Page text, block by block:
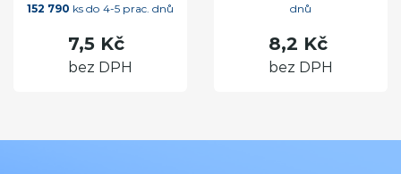
152 790 ks do 4-5 prac. dnů
7,5 Kč
bez DPH
dnů
8,2 Kč
bez DPH